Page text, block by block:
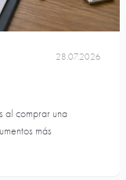
28.07.2026
al comprar una
más